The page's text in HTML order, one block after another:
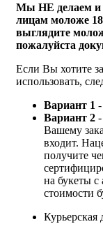
Мы НЕ делаем и
лицам моложе
выглядите
пожалуйста
Если Вы хотите
использовать,
Вариант 1
Вариант 2
Вашему
входит.
получите
на букеты с
стоимости
Курьерская